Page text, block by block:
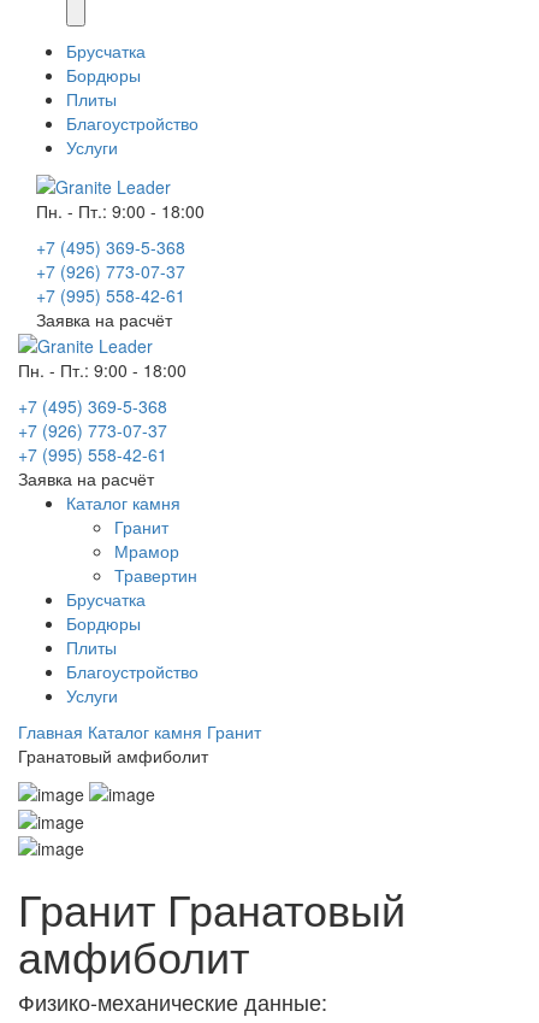
Брусчатка
Бордюры
Плиты
Благоустройство
Услуги
Пн. - Пт.: 9:00 - 18:00
+7 (495) 369-5-368
+7 (926) 773-07-37
+7 (995) 558-42-61
Заявка на расчёт
Пн. - Пт.: 9:00 - 18:00
+7 (495) 369-5-368
+7 (926) 773-07-37
+7 (995) 558-42-61
Заявка на расчёт
Каталог камня
Гранит
Мрамор
Травертин
Брусчатка
Бордюры
Плиты
Благоустройство
Услуги
Главная Каталог камня Гранит
Гранатовый амфиболит
Гранит Гранатовый
амфиболит
Физико-механические данные: